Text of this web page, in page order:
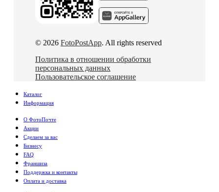
© 2026 FotoPostApp. All rights reserved
Политика в отношении обработки
персональных данных
Пользовательское соглашение
Каталог
Информация
О ФотоПочте
Акции
Сделаем за вас
Бизнесу
FAQ
Франшиза
Поддержка и контакты
Оплата и доставка